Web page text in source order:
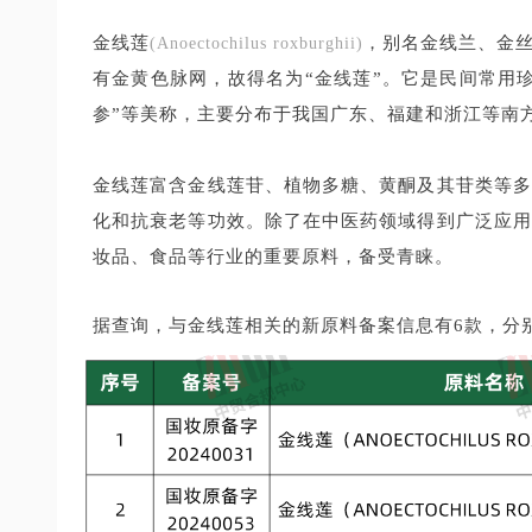
金线莲(Anoectochilus roxburghii) ，别名金线兰、金
有金黄色脉网，故得名为“金线莲”。它是民间常用
参”等美称，主要分布于我国广东、福建和浙江等南
金线莲富含金线莲苷、植物多糖、黄酮及其苷类等
化和抗衰老等功效。除了在中医药领域得到广泛应
妆品、食品等行业的重要原料，备受青睐。
据查询，与金线莲相关的新原料备案信息有6款，分